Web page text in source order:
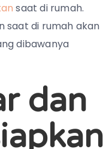
saat di rumah.
saat di rumah akan
dibawanya
dan